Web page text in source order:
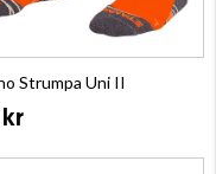
Strumpa Uni II
kr